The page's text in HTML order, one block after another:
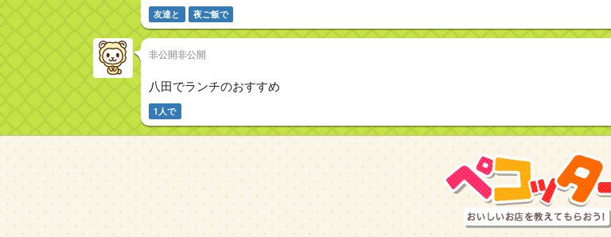
友達と 夜ご飯で
非公開非公開
八田でランチのおすすめ
1人で